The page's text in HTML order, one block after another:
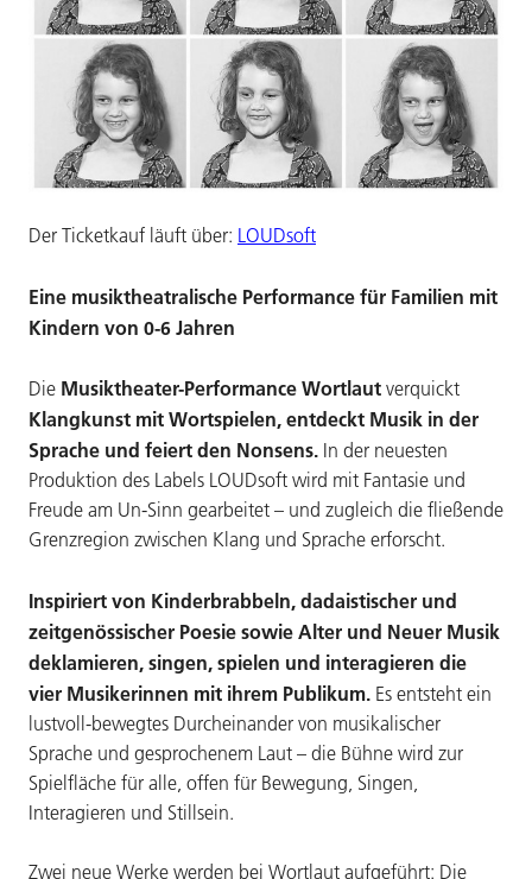
Der Ticketkauf läuft über: LOUDsoft
Eine musiktheatralische Performance für Familien mit
Kindern von 0-6 Jahren
Die Musiktheater-Performance Wortlaut verquickt
Klangkunst mit Wortspielen, entdeckt Musik in der
Sprache und feiert den Nonsens. In der neuesten
Produktion des Labels LOUDsoft wird mit Fantasie und
Freude am Un-Sinn gearbeitet – und zugleich die fließende
Grenzregion zwischen Klang und Sprache erforscht.
Inspiriert von Kinderbrabbeln, dadaistischer und
zeitgenössischer Poesie sowie Alter und Neuer Musik
deklamieren, singen, spielen und interagieren die
vier Musikerinnen mit ihrem Publikum. Es entsteht ein
lustvoll-bewegtes Durcheinander von musikalischer
Sprache und gesprochenem Laut – die Bühne wird zur
Spielfläche für alle, offen für Bewegung, Singen,
Interagieren und Stillsein.
Zwei neue Werke werden bei Wortlaut aufgeführt: Die